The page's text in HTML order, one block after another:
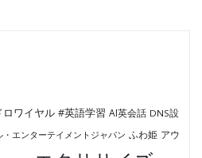
ワイヤル #英語学習 AI英会話 DNS設
・エンターテイメントジャパン ふわ姫 アウ